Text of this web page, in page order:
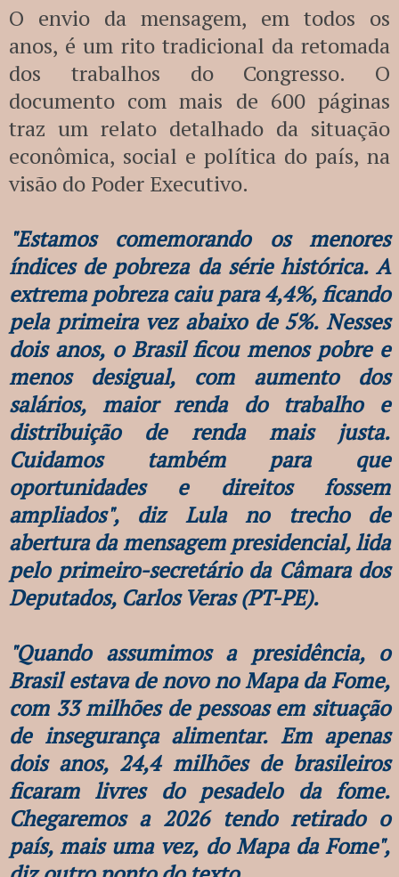
O envio da mensagem, em todos os
anos, é um rito tradicional da retomada
dos trabalhos do Congresso. O
documento com mais de 600 páginas
traz um relato detalhado da situação
econômica, social e política do país, na
visão do Poder Executivo.
"Estamos comemorando os menores
índices de pobreza da série histórica. A
extrema pobreza caiu para 4,4%, ficando
pela primeira vez abaixo de 5%. Nesses
dois anos, o Brasil ficou menos pobre e
menos desigual, com aumento dos
salários, maior renda do trabalho e
distribuição de renda mais justa.
Cuidamos também para que
oportunidades e direitos fossem
ampliados", diz Lula no trecho de
abertura da mensagem presidencial, lida
pelo primeiro-secretário da Câmara dos
Deputados, Carlos Veras (PT-PE).
"Quando assumimos a presidência, o
Brasil estava de novo no Mapa da Fome,
com 33 milhões de pessoas em situação
de insegurança alimentar. Em apenas
dois anos, 24,4 milhões de brasileiros
ficaram livres do pesadelo da fome.
Chegaremos a 2026 tendo retirado o
país, mais uma vez, do Mapa da Fome",